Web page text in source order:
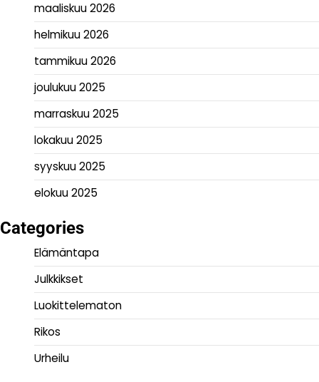
maaliskuu 2026
helmikuu 2026
tammikuu 2026
joulukuu 2025
marraskuu 2025
lokakuu 2025
syyskuu 2025
elokuu 2025
Categories
Elämäntapa
Julkkikset
Luokittelematon
Rikos
Urheilu